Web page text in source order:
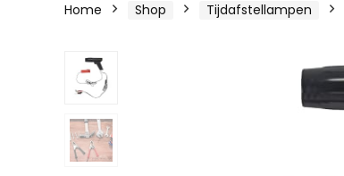
Home Shop Tijdafstellampen